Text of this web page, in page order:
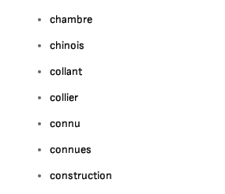
chambre
chinois
collant
collier
connu
connues
construction